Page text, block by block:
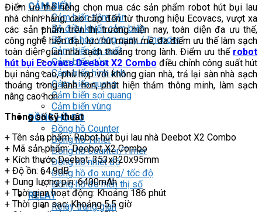
CẢM BIẾN
Cảm biến tiệm cận
Bộ điều khiển cảm biến
Bộ mã hóa vòng quay / Encoder
Cảm biến áp suất
Cảm biến cửa
Cảm biến hình ảnh
Cảm biến quang
Cảm biến sợi quang
Cảm biến vùng
ĐỒNG HỒ ĐO
Đồng hồ Counter
Đồng hồ Timer
Đồng hồ Counter/Timer
Đồng hồ nhiệt độ
Đồng hồ đo xung/ tốc độ
Đồng hồ đo hiển thị số
RELAY
Relay trung gian
Điểm ưu thế riêng chọn mua các sản phẩm robot hút bụi lau
nhà chính hãng, cao cấp đến từ thương hiệu Ecovacs, vượt xa
các sản phẩm trên thị trường hiện nay, toàn diện đa ưu thế,
công nghệ hiện đại, lực hút mạnh mẽ, đa điểm ưu thế làm sạch
toàn diện gian nhà sạch thoáng trong lành. Điểm ưu thế robot
hút bụi Ecovacs Deebot X2 Combo điều chỉnh công suất hút
bụi nâng cao, phù hợp với không gian nhà, trả lại sàn nhà sạch
thoáng trong lành hơn, phát hiện thảm thông minh, làm sạch
nâng cao hơn.
Thông số kỹ thuật
+ Tên sản phẩm: Robot hút bụi lau nhà Deebot X2 Combo
+ Mã sản phẩm: Deebot X2 Combo
+ Kích thước Deebot: 353x320x95mm
+ Độ ồn: 64.9dB
+ Dung lượng pin: 6400mAh
+ Thời gian hoạt động: Khoảng 186 phút
+ Thời gian sạc: Khoảng 5.5 giờ